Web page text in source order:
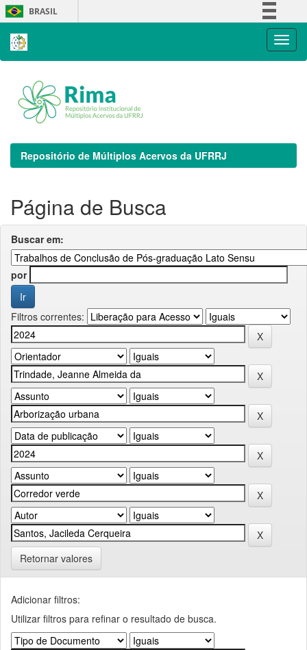
Skip
navigation
BRASIL
Repositório de Múltiplos Acervos da UFRRJ
Página de Busca
Buscar em:
por
Filtros correntes:
Retornar valores
Adicionar filtros:
Utilizar filtros para refinar o resultado de busca.